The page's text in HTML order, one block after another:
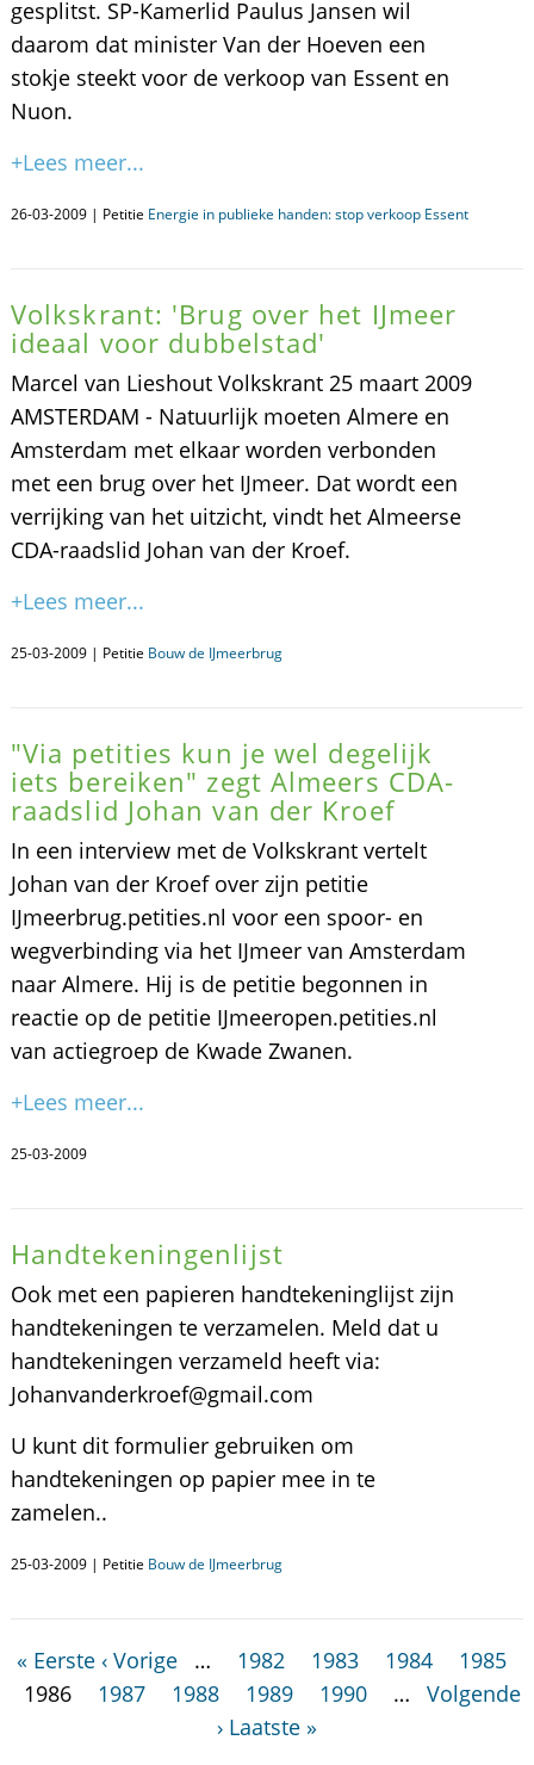
gesplitst. SP-Kamerlid Paulus Jansen wil
daarom dat minister Van der Hoeven een
stokje steekt voor de verkoop van Essent en
Nuon.
+Lees meer...
26-03-2009 | Petitie Energie in publieke handen: stop verkoop Essent
Volkskrant: 'Brug over het IJmeer
ideaal voor dubbelstad'
Marcel van Lieshout Volkskrant 25 maart 2009
AMSTERDAM - Natuurlijk moeten Almere en
Amsterdam met elkaar worden verbonden
met een brug over het IJmeer. Dat wordt een
verrijking van het uitzicht, vindt het Almeerse
CDA-raadslid Johan van der Kroef.
+Lees meer...
25-03-2009 | Petitie Bouw de IJmeerbrug
"Via petities kun je wel degelijk
iets bereiken" zegt Almeers CDA-
raadslid Johan van der Kroef
In een interview met de Volkskrant vertelt
Johan van der Kroef over zijn petitie
IJmeerbrug.petities.nl voor een spoor- en
wegverbinding via het IJmeer van Amsterdam
naar Almere. Hij is de petitie begonnen in
reactie op de petitie IJmeeropen.petities.nl
van actiegroep de Kwade Zwanen.
+Lees meer...
25-03-2009
Handtekeningenlijst
Ook met een papieren handtekeninglijst zijn
handtekeningen te verzamelen. Meld dat u
handtekeningen verzameld heeft via:
Johanvanderkroef@gmail.com
U kunt dit formulier gebruiken om
handtekeningen op papier mee in te
zamelen..
25-03-2009 | Petitie Bouw de IJmeerbrug
« Eerste ‹ Vorige … 1982 1983 1984
1985
1986
1987 1988 1989 1990 …
Volgende
› Laatste »